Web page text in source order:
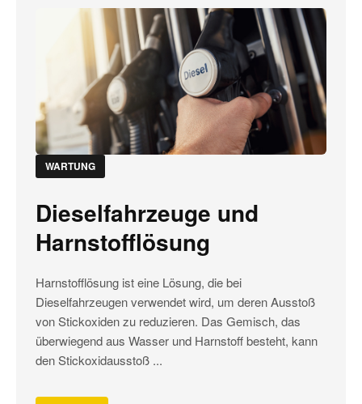
WARTUNG
Dieselfahrzeuge und
Harnstofflösung
Harnstofflösung ist eine Lösung, die bei
Dieselfahrzeugen verwendet wird, um deren Ausstoß
von Stickoxiden zu reduzieren. Das Gemisch, das
überwiegend aus Wasser und Harnstoff besteht, kann
den Stickoxidausstoß ...